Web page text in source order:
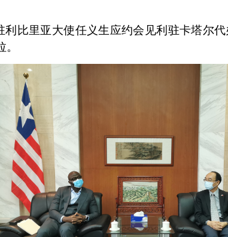
利比里亚大使任义生应约会见利驻卡塔尔